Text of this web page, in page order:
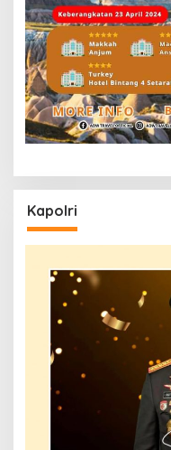
Kapolri